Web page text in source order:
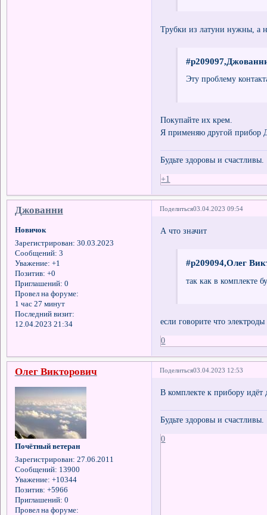
Трубки из латуни нужны, а
Эту проблему
Покупайте их крем.
Я применяю другой прибор
Будьте здоровы и счастливы.
+1
Поделиться03.04.2023 09:54
Джованни
Новичок
Зарегистрирован: 30.03.2023
Сообщений: 3
Уважение: +1
Позитив: +0
Приглашений: 0
Провел на форуме:
1 час 27 минут
Последний визит:
12.04.2023 21:34
А что значит
#p209094,Олег
так как в комплекте
если говорите что
0
Поделиться03.04.2023 12:53
Олег Викторович
Почётный ветеран
Зарегистрирован: 27.06.2011
Сообщений: 13900
Уважение: +10344
Позитив: +5966
Приглашений: 0
Провел на форуме:
В комплекте к прибору
Будьте здоровы и счастливы.
0